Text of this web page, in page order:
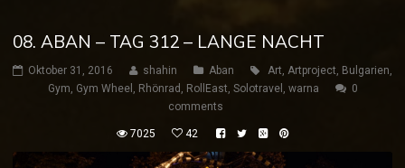
08. ABAN – TAG 312 – LANGE NACHT
Oktober 31, 2016 shahin Aban Art, Artproject, Bulgarien,
Gym, Gym Wheel , Rhönrad , RollEast, Solotravel , warna
0
comments
7025 42